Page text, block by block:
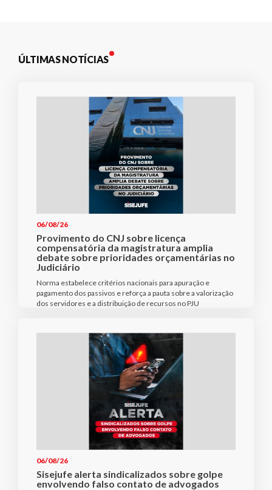
ÚLTIMAS NOTÍCIAS
06/08/26
Provimento do CNJ sobre licença
compensatória da magistratura amplia
debate sobre prioridades orçamentárias no
Judiciário
Norma estabelece critérios nacionais para apuração e
pagamento dos passivos e reforça a pauta sobre a valorização
dos servidores e a distribuição de recursos no PJU
06/08/26
Sisejufe alerta sindicalizados sobre golpe
envolvendo falso contato de advogados